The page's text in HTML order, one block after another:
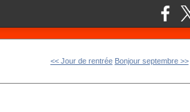
<< Jour de rentrée Bonjour septembre >>